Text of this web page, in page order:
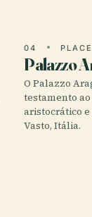
04 PLACE
Palazzo
O Palazzo
testamento
aristocrático
Vasto, Itália.